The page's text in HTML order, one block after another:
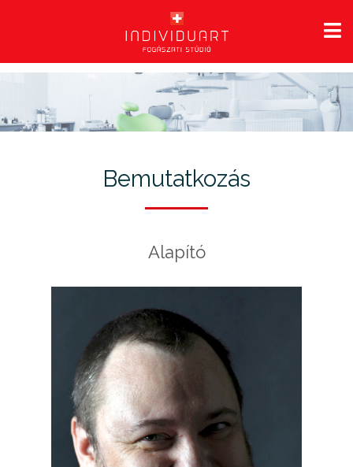
Bemutatkozás
Alapító